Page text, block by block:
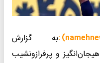
به گزارش
و پرفرازونشیب